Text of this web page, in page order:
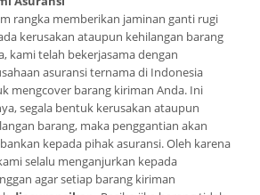
rangka memberikan jaminan ganti rugi
kerusakan ataupun kehilangan barang
kami telah bekerjasama dengan
asuransi ternama di Indonesia
mengcover barang kiriman Anda. Ini
segala bentuk kerusakan ataupun
barang, maka penggantian akan
kepada pihak asuransi. Oleh karena
selalu menganjurkan kepada
agar setiap barang kiriman